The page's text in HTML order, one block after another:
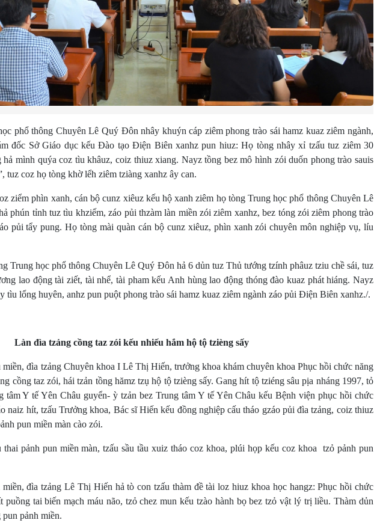
phổ thông Chuyên Lê Quý Đôn nhây khuýn cáp ziêm phong trào sái hamz kuaz ziêm ngành,
đốc Sở Giáo dục kếu Đào tạo Điện Biên xanhz pun hiuz: Họ tòng nhây xỉ tzấu tuz ziêm 30
mình quýa coz tìu khâuz, coiz thiuz xiang. Nayz tồng bez mô hình zói duốn phong trào sauis
tuz coz họ tòng khờ lểh ziêm tziàng xanhz ây can.
ziểm phìn xanh, cán bộ cunz xiêuz kếu hộ xanh ziêm họ tòng Trung học phổ thông Chuyên Lê
phún tỉnh tuz tìu khziếm, záo pủi thzàm làn miền zói ziêm xanhz, bez tóng zói ziêm phong trào
pủi tẩy pung. Họ tòng mài quàn cán bộ cunz xiêuz, phìn xanh zói chuyên môn nghiệp vụ, líu
Trung học phổ thông Chuyên Lê Quý Đôn hả 6 dủn tuz Thủ tướng tzính phâuz tziu chề sái, tuz
lao động tài ziết, tài nhể, tài pham kếu Anh hùng lao động thóng đào kuaz phát hiáng. Nayz
tìu lổng huyên, anhz pun puột phong trào sái hamz kuaz ziêm ngành záo pủi Điện Biên xanhz./.
Làn đìa tzảng cồng taz zói kếu nhiếu hắm hộ tộ tzièng sấy
đìa tzảng Chuyên khoa I Lê Thị Hiến, trưởng khoa khám chuyên khoa Phục hồi chức năng
cồng taz zói, hái tzản tồng hămz tzụ hộ tộ tzièng sấy. Gang hít tộ tziéng sâu pịa nháng 1997, tỏ
tâm Y tế Yên Châu guyển- ỳ tzản bez Trung tâm Y tế Yên Châu kếu Bệnh viện phục hồi chức
naiz hít, tzấu Trưởng khoa, Bác sĩ Hiến kếu đồng nghiệp cấu tháo gzáo pủi đìa tzảng, coiz thiuz
pun miền màn cào zói.
pảnh pun miền màn, tzấu sầu tầu xuiz tháo coz khoa, plúi họp kếu coz khoa tzỏ pảnh pun
đìa tzảng Lê Thị Hiến hả tò con tzấu thàm đề tài loz hiuz khoa học hangz: Phục hồi chức
puồng tai biến mạch máu não, tzỏ chez mun kếu tzào hành bọ bez tzỏ vật lý trị liều. Thàm dủn
pảnh miền.